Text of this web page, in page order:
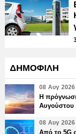
ΔΗΜΟΦΙΛΗ
08 Αυγ 2026
Η
Αυγούστου
08 Αυγ 2026
Από το 5G